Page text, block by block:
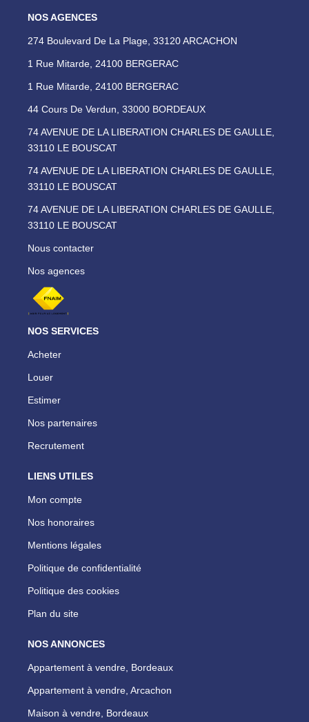
NOS AGENCES
274 Boulevard De La Plage, 33120 ARCACHON
1 Rue Mitarde, 24100 BERGERAC
1 Rue Mitarde, 24100 BERGERAC
44 Cours De Verdun, 33000 BORDEAUX
74 AVENUE DE LA LIBERATION CHARLES DE GAULLE,
33110 LE BOUSCAT
74 AVENUE DE LA LIBERATION CHARLES DE GAULLE,
33110 LE BOUSCAT
74 AVENUE DE LA LIBERATION CHARLES DE GAULLE,
33110 LE BOUSCAT
Nous contacter
Nos agences
NOS SERVICES
Acheter
Louer
Estimer
Nos partenaires
Recrutement
LIENS UTILES
Mon compte
Nos honoraires
Mentions légales
Politique de confidentialité
Politique des cookies
Plan du site
NOS ANNONCES
Appartement à vendre, Bordeaux
Appartement à vendre, Arcachon
Maison à vendre, Bordeaux